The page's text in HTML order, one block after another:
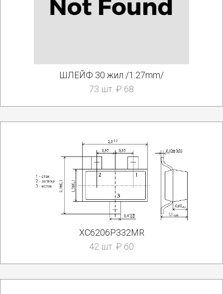
ШЛЕЙФ 30 жил /1.27mm/
73 шт. ₽ 68
XC6206P332MR
42 шт. ₽ 60